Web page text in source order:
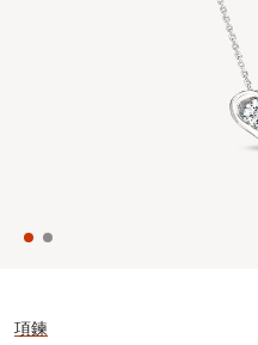
項鍊